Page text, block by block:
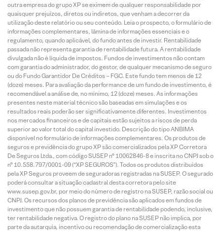
outra empresa do grupo XP se eximem de qualquer responsabilidade por
quaisquer prejuízos, diretos ou indiretos, que venham a decorrer da
utilização deste relatório ou seu conteúdo. Leia o prospecto, o formulário de
informações complementares, lâmina de informações essenciais e o
regulamento, quando aplicável, do fundo antes de investir. Rentabilidade
passada não representa garantia de rentabilidade futura. A rentabilidade
divulgada não é líquida de impostos. Fundos de investimentos não contam
com garantia do administrador, do gestor, de qualquer mecanismo de seguro
ou do Fundo Garantidor De Créditos – FGC. Este fundo tem menos de 12
(doze) meses. Para avaliação da performance de um fundo de investimento, é
recomendável a análise de, no mínimo, 12 (doze) meses. As informações
presentes neste material técnico são baseadas em simulações e os
resultados reais poderão ser significativamente diferentes. Investimentos
nos mercados financeiros e de capitais estão sujeitos a riscos de perda
superior ao valor total do capital investido. Descrição do tipo ANBIMA
disponível no formulário de informações complementares. Os produtos de
seguros e previdência do grupo XP são comercializados pela XP Corretora
De Seguros Ltda., com código SUSEP n° 10062846-8 e inscrita no CNPJ sob o
n° 10.558.797/0001-09 (“XP SEGUROS”). Todos os produtos distribuídos
pela XP Seguros proveem de seguradoras registradas na SUSEP. O segurado
poderá consultar a situação cadastral desta corretora pelo site
www.susep.gov.br, por meio do número de registro na SUSEP, razão social ou
CNPJ. Os recursos dos planos de previdência são aplicados em fundos de
investimento que não possuem garantia de rentabilidade podendo, inclusive,
ter rentabilidade negativa. O registro do plano na SUSEP não implica, por
parte da autarquia, incentivo ou recomendação de comercialização esta